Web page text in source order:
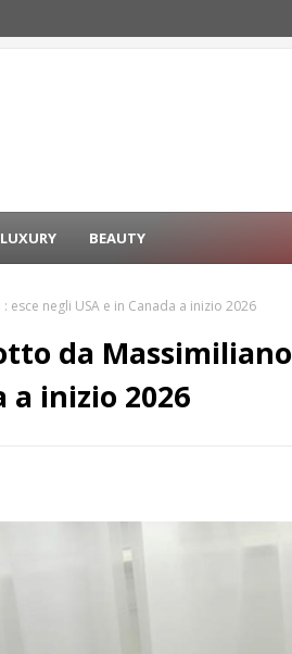
LUXURY BEAUTY
negli USA e in Canada a inizio 2026
da Massimiliano
a inizio 2026